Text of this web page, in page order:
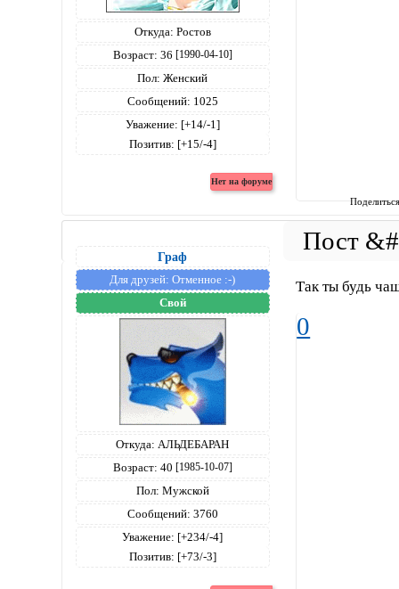
Откуда: Ростов
Возраст: 36 [1990-04-10]
Пол: Женский
Сообщений: 1025
Уважение: [+14/-1]
Позитив: [+15/-4]
Граф
Для друзей: Отменное :-)
Свой
Откуда: АЛЬДЕБАРАН
Возраст: 40 [1985-10-07]
Пол: Мужской
Сообщений: 3760
Уважение: [+234/-4]
Позитив: [+73/-3]
Так ты будь
0